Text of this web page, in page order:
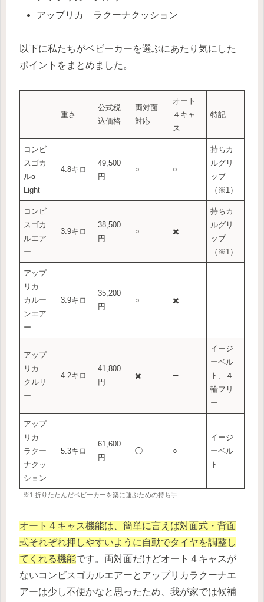
アップリカ ラクーナクッション
以下に私たちがベビーカーを選ぶにあたり気にした
ポイントをまとめました。
重さ
公式税
込価格
両対面
対応
オート
４キャ
ス
特記
コンビ
スゴカ
ルα
Light
4.8キロ
49,500
円
○ ○
持ちカ
ルグリ
ップ
（※1）
コンビ
スゴカ
ルエア
ー
3.9キロ
38,500
円
○ ✖️
持ちカ
ルグリ
ップ
（※1）
アップ
リカ
カルー
ンエア
ー
3.9キロ
35,200
円
○ ✖️
アップ
リカ
クルリ
ー
4.2キロ
41,800
円
✖️ ➖
イージ
ーベル
ト、４
輪フリ
ー
アップ
リカ
ラクー
ナクッ
ション
5.3キロ
61,600
円
◯ ○
イージ
ーベル
ト
※1:折りたたんだベビーカーを楽に運ぶための持ち手
オート４キャス機能は、簡単に言えば対面式・背面
式それぞれ押しやすいように自動でタイヤを調整し
てくれる機能です。両対面だけどオート４キャスが
ないコンビスゴカルエアーとアップリカラクーナエ
アーは少し不便かなと思ったため、我が家では候補